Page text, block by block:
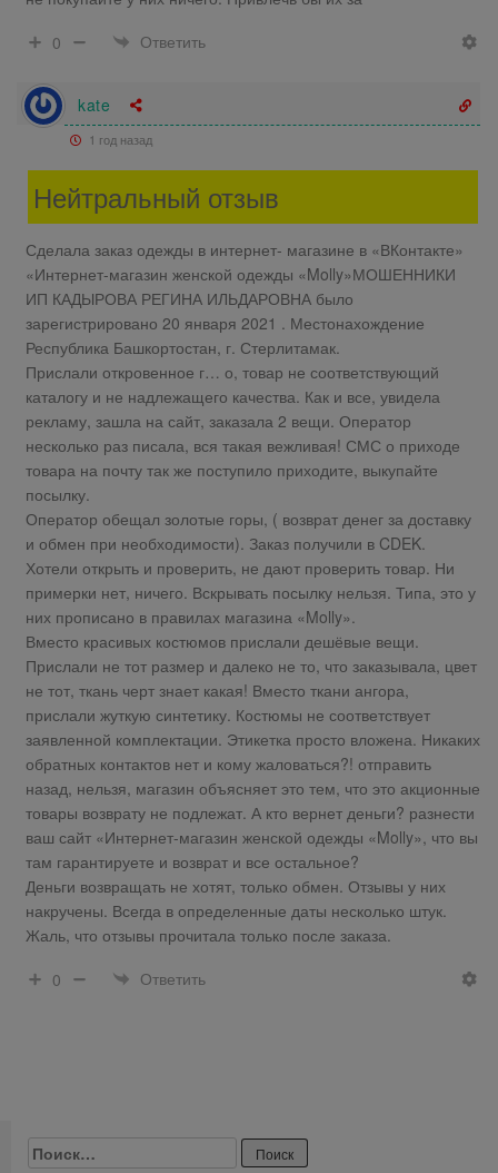
0
Ответить
kate
1 год назад
Нейтральный отзыв
Сделала заказ одежды в интернет- магазине в «ВКонтакте»
«Интернет-магазин женской одежды «Molly»МОШЕННИКИ
ИП КАДЫРОВА РЕГИНА ИЛЬДАРОВНА было
зарегистрировано 20 января 2021 . Местонахождение
Республика Башкортостан, г. Стерлитамак.
Прислали откровенное г… о, товар не соответствующий
каталогу и не надлежащего качества. Как и все, увидела
рекламу, зашла на сайт, заказала 2 вещи. Оператор
несколько раз писала, вся такая вежливая! СМС о приходе
товара на почту так же поступило приходите, выкупайте
посылку.
Оператор обещал золотые горы, ( возврат денег за доставку
и обмен при необходимости). Заказ получили в CDEK.
Хотели открыть и проверить, не дают проверить товар. Ни
примерки нет, ничего. Вскрывать посылку нельзя. Типа, это у
них прописано в правилах магазина «Molly».
Вместо красивых костюмов прислали дешёвые вещи.
Прислали не тот размер и далеко не то, что заказывала, цвет
не тот, ткань черт знает какая! Вместо ткани ангора,
прислали жуткую синтетику. Костюмы не соответствует
заявленной комплектации. Этикетка просто вложена. Никаких
обратных контактов нет и кому жаловаться?! отправить
назад, нельзя, магазин объясняет это тем, что это акционные
товары возврату не подлежат. А кто вернет деньги? разнести
ваш сайт «Интернет-магазин женской одежды «Molly», что вы
там гарантируете и возврат и все остальное?
Деньги возвращать не хотят, только обмен. Отзывы у них
накручены. Всегда в определенные даты несколько штук.
Жаль, что отзывы прочитала только после заказа.
0
Ответить
Найти: